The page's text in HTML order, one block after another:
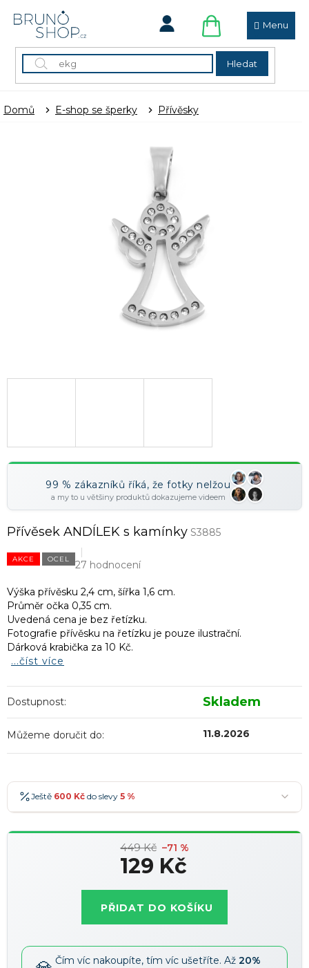
Hledat
NÁKUPNÍ
KOŠÍK
Domů E-shop se šperky Přívěsky
99 % zákazníků říká, že fotky nelžou
a my to u většiny produktů dokazujeme videem
Přívěsek ANDÍLEK s kamínky S3885
AKCE OCEL 27 hodnocení
Výška přívěsku 2,4 cm, šířka 1,6 cm.
Průměr očka 0,35 cm.
Uvedená cena je bez řetízku.
Fotografie přívěsku na řetízku je pouze ilustrační.
Dárková krabička za 10 Kč.
...číst více
Dostupnost: Skladem
Můžeme doručit do: 11.8.2026
Ještě 600 Kč do slevy 5 %
449 Kč –71 %
129 Kč
PŘIDAT DO KOŠÍKU
Čím víc nakoupíte, tím víc ušetříte. Až 20%